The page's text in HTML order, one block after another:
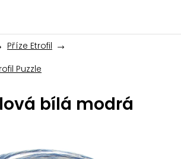
Příze Etrofil
Puzzle
bílá modrá